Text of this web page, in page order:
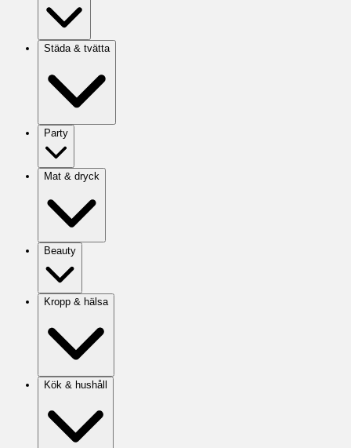
Städa & tvätta
Party
Mat & dryck
Beauty
Kropp & hälsa
Kök & hushåll